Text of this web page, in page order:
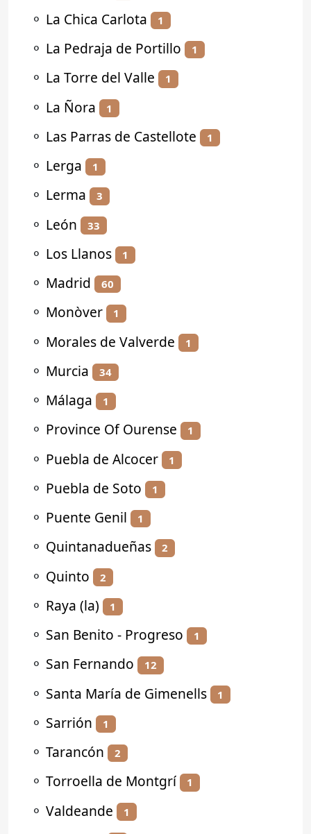
⚬ La Chica Carlota 1
⚬ La Pedraja de Portillo 1
⚬ La Torre del Valle 1
⚬ La Ñora 1
⚬ Las Parras de Castellote 1
⚬ Lerga 1
⚬ Lerma 3
⚬ León 33
⚬ Los Llanos 1
⚬ Madrid 60
⚬ Monòver 1
⚬ Morales de Valverde 1
⚬ Murcia 34
⚬ Málaga 1
⚬ Province Of Ourense 1
⚬ Puebla de Alcocer 1
⚬ Puebla de Soto 1
⚬ Puente Genil 1
⚬ Quintanadueñas 2
⚬ Quinto 2
⚬ Raya (la) 1
⚬ San Benito - Progreso 1
⚬ San Fernando 12
⚬ Santa María de Gimenells 1
⚬ Sarrión 1
⚬ Tarancón 2
⚬ Torroella de Montgrí 1
⚬ Valdeande 1